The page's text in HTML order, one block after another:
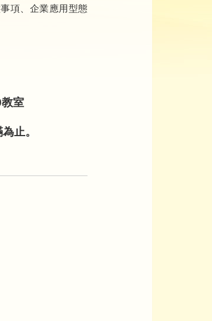
項、企業應用型態
室
止。